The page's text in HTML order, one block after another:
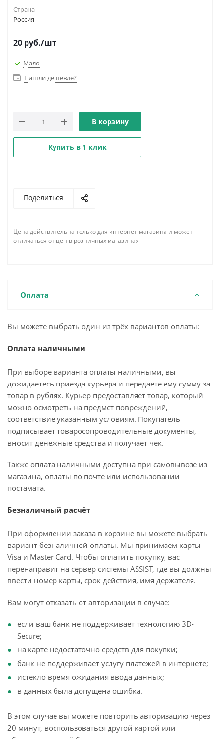
Страна
Россия
20 руб./шт
Мало
Нашли дешевле?
В корзину
Купить в 1 клик
Поделиться
Цена действительна только для интернет-магазина и может
отличаться от цен в розничных магазинах
Оплата
Вы можете выбрать один из трёх вариантов оплаты:
Оплата наличными
При выборе варианта оплаты наличными, вы
дожидаетесь приезда курьера и передаёте ему сумму за
товар в рублях. Курьер предоставляет товар, который
можно осмотреть на предмет повреждений,
соответствие указанным условиям. Покупатель
подписывает товаросопроводительные документы,
вносит денежные средства и получает чек.
Также оплата наличными доступна при самовывозе из
магазина, оплаты по почте или использовании
постамата.
Безналичный расчёт
При оформлении заказа в корзине вы можете выбрать
вариант безналичной оплаты. Мы принимаем карты
Visa и Master Card. Чтобы оплатить покупку, вас
перенаправит на сервер системы ASSIST, где вы должны
ввести номер карты, срок действия, имя держателя.
Вам могут отказать от авторизации в случае:
если ваш банк не поддерживает технологию 3D-
Secure;
на карте недостаточно средств для покупки;
банк не поддерживает услугу платежей в интернете;
истекло время ожидания ввода данных;
в данных была допущена ошибка.
В этом случае вы можете повторить авторизацию через
20 минут, воспользоваться другой картой или